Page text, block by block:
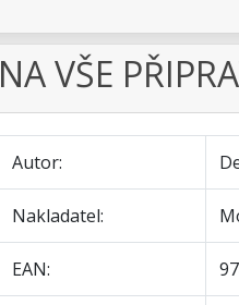
NA VŠE
Autor:
Nakladatel:
EAN: